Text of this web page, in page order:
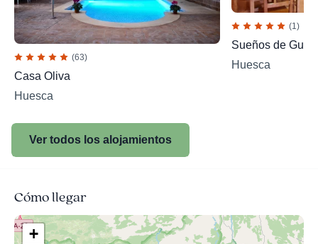
(63)
Casa Oliva
Huesca
(1)
Sueños de
Huesca
Ver todos los alojamientos
Cómo llegar
+